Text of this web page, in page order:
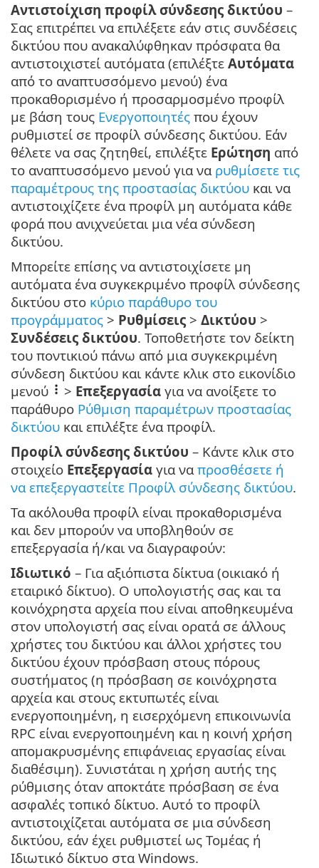
Αντιστοίχιση προφίλ σύνδεσης δικτύου –
Σας επιτρέπει να επιλέξετε εάν στις συνδέσεις
δικτύου που ανακαλύφθηκαν πρόσφατα θα
αντιστοιχιστεί αυτόματα (επιλέξτε Αυτόματα
από το αναπτυσσόμενο μενού) ένα
προκαθορισμένο ή προσαρμοσμένο προφίλ
με βάση τους Ενεργοποιητές που έχουν
ρυθμιστεί σε προφίλ σύνδεσης δικτύου. Εάν
θέλετε να σας ζητηθεί, επιλέξτε Ερώτηση από
το αναπτυσσόμενο μενού για να ρυθμίσετε τις
παραμέτρους της προστασίας δικτύου και να
αντιστοιχίζετε ένα προφίλ μη αυτόματα κάθε
φορά που ανιχνεύεται μια νέα σύνδεση
δικτύου.
Μπορείτε επίσης να αντιστοιχίσετε μη
αυτόματα ένα συγκεκριμένο προφίλ σύνδεσης
δικτύου στο κύριο παράθυρο του
προγράμματος > Ρυθμίσεις > Δικτύου >
Συνδέσεις δικτύου. Τοποθετήστε τον δείκτη
του ποντικιού πάνω από μια συγκεκριμένη
σύνδεση δικτύου και κάντε κλικ στο εικονίδιο
μενού
> Επεξεργασία για να ανοίξετε το
παράθυρο Ρύθμιση παραμέτρων προστασίας
δικτύου και επιλέξτε ένα προφίλ.
Προφίλ σύνδεσης δικτύου – Κάντε κλικ στο
στοιχείο Επεξεργασία για ναπροσθέσετε ή
να επεξεργαστείτε Προφίλ σύνδεσης δικτύου.
Τα ακόλουθα προφίλ είναι προκαθορισμένα
και δεν μπορούν να υποβληθούν σε
επεξεργασία ή/και να διαγραφούν:
Ιδιωτικό – Για αξιόπιστα δίκτυα (οικιακό ή
εταιρικό δίκτυο). Ο υπολογιστής σας και τα
κοινόχρηστα αρχεία που είναι αποθηκευμένα
στον υπολογιστή σας είναι ορατά σε άλλους
χρήστες του δικτύου και άλλοι χρήστες του
δικτύου έχουν πρόσβαση στους πόρους
συστήματος (η πρόσβαση σε κοινόχρηστα
αρχεία και στους εκτυπωτές είναι
ενεργοποιημένη, η εισερχόμενη επικοινωνία
RPC είναι ενεργοποιημένη και η κοινή χρήση
απομακρυσμένης επιφάνειας εργασίας είναι
διαθέσιμη). Συνιστάται η χρήση αυτής της
ρύθμισης όταν αποκτάτε πρόσβαση σε ένα
ασφαλές τοπικό δίκτυο. Αυτό το προφίλ
αντιστοιχίζεται αυτόματα σε μια σύνδεση
δικτύου, εάν έχει ρυθμιστεί ως Τομέας ή
Ιδιωτικό δίκτυο στα Windows.